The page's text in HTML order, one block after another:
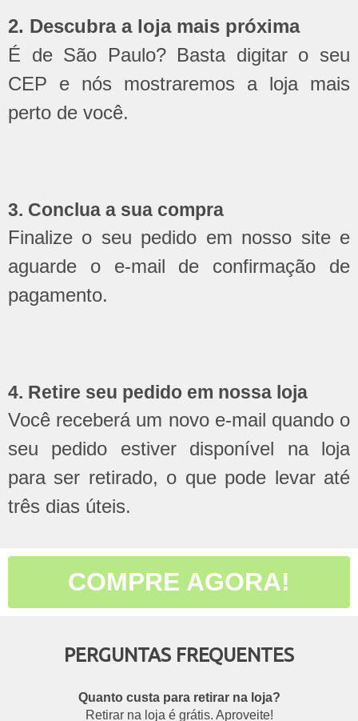
2. Descubra a loja mais próxima
É de São Paulo? Basta digitar o seu
CEP e nós mostraremos a loja mais
perto de você.
3. Conclua a sua compra
Finalize o seu pedido em nosso site e
aguarde o e-mail de confirmação de
pagamento.
4. Retire seu pedido em nossa loja
Você receberá um novo e-mail quando o
seu pedido estiver disponível na loja
para ser retirado, o que pode levar até
três dias úteis.
COMPRE AGORA!
PERGUNTAS FREQUENTES
Quanto custa para retirar na loja?
Retirar na loja é grátis. Aproveite!